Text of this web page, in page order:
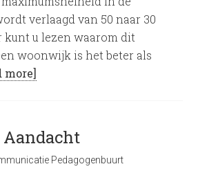
verlaagd van 50 naar 30
kunt u lezen waarom dit
woonwijk is het beter als
more]
Pedagogenbuurt